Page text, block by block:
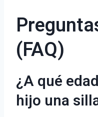
(FAQ)
¿A qué
hijo una